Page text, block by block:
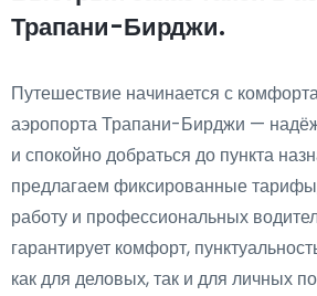
Трапани-Бирджи.
Путешествие начинается с
аэропорта Трапани-Бирджи —
и спокойно добраться до пункта
предлагаем фиксированные
работу и профессиональных
гарантирует комфорт,
как для деловых, так и для личных